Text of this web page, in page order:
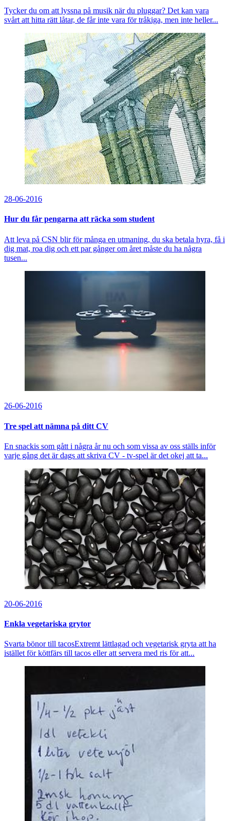
Tycker du om att lyssna på musik när du pluggar? Det kan vara
svårt att hitta rätt låtar, de får inte vara för tråkiga, men inte heller...
28-06-2016
Hur du får pengarna att räcka som student
Att leva på CSN blir för många en utmaning, du ska betala hyra, få i
dig mat, roa dig och ett par gånger om året måste du ha några
tusen...
26-06-2016
Tre spel att nämna på ditt CV
En snackis som gått i några år nu och som vissa av oss ställs inför
varje gång det är dags att skriva CV - tv-spel är det okej att ta...
20-06-2016
Enkla vegetariska grytor
Svarta bönor till tacosExtremt lättlagad och vegetarisk gryta att ha
istället för köttfärs till tacos eller att servera med ris för att...